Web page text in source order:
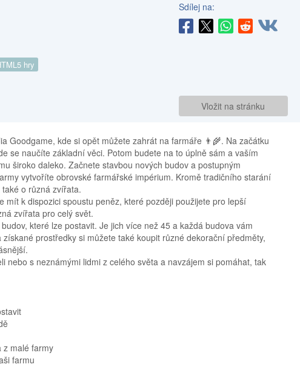
hry
Sdílej na:
Vložit na stránku
Goodgame, kde si opět můžete zahrát na farmáře 👨‍🌾. Na začátku
se naučíte základní věci. Potom budete na to úplně sám a vaším
široko daleko. Začnete stavbou nových budov a postupným
vytvoříte obrovské farmářské impérium. Kromě tradičního starání
o různá zvířata.
mít k dispozici spoustu peněz, které později použijete pro lepší
zvířata pro celý svět.
které lze postavit. Je jich více než 45 a každá budova vám
prostředky si můžete také koupit různé dekorační předměty,
nebo s neznámými lidmi z celého světa a navzájem si pomáhat, tak
z malé farmy
farmu